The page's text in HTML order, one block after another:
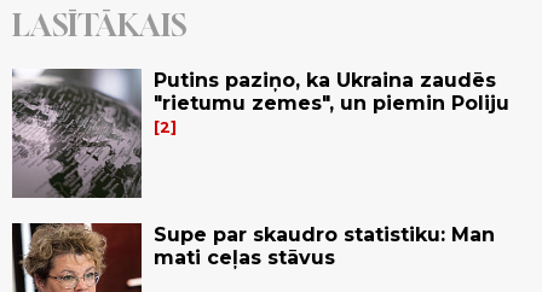
LASĪTĀKAIS
Putins paziņo, ka Ukraina zaudēs
"rietumu zemes", un piemin Poliju
2
Supe par skaudro statistiku: Man
mati ceļas stāvus